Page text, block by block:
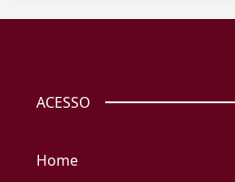
ACESSO
Home